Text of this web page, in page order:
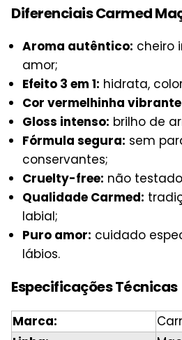
Diferenciais Carmed
Aroma autêntico: cheiro
amor;
Efeito 3 em 1: hidrata,
Cor vermelhinha
Gloss intenso: brilho de
Fórmula segura: sem
conservantes;
Cruelty-free: não
Qualidade Carmed:
labial;
Puro amor: cuidado
lábios.
Especificações Técnicas
Marca: